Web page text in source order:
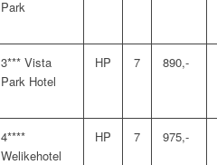
Park
3*** Vista
Park Hotel
HP 7 890,-
4****
Welikehotel
HP 7 975,-